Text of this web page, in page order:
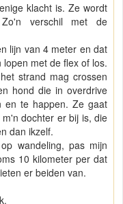
klacht is. Ze wordt
Zo'n verschil met de
lijn van 4 meter en dat
met de flex of los.
strand mag crossen
hond die in overdrive
en te happen. Ze gaat
dochter er bij is, die
dan ikzelf.
wandeling, pas mijn
10 kilometer per dat
er beiden van.